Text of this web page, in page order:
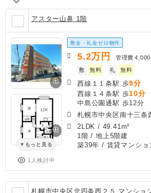
アスター山鼻 1階
もっと見る
1人検討中
敷金・礼金ゼロ物件
5.2万円 管理費 4,000
敷
無料 礼 無料
西線１１条駅 歩9分
西線１４条駅 歩10分
中島公園通駅 歩12分
札幌市中央区南十三条
2LDK / 49.41m²
1階 / 地上5階建
築39年 / 賃貸マンショ
札幌市中央区北四条西２５ マンショ